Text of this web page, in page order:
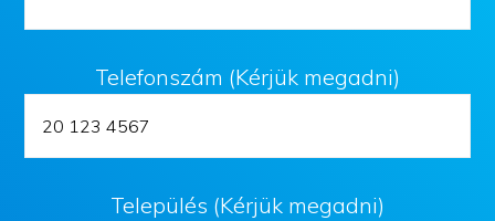
Telefonszám (Kérjük megadni)
Település (Kérjük megadni)